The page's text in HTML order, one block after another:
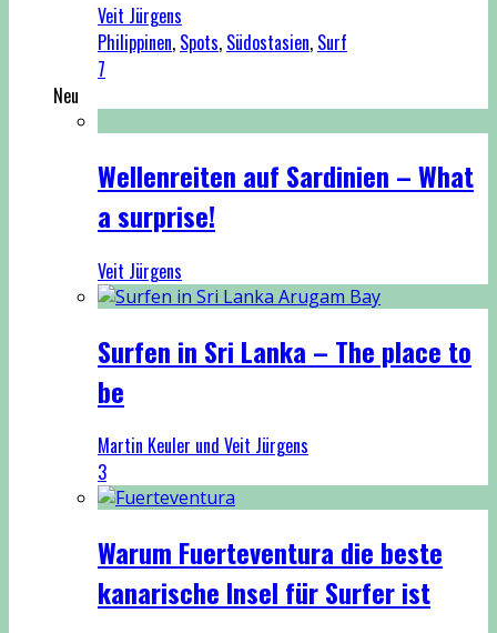
Veit Jürgens
Philippinen, Spots, Südostasien, Surf
7
Neu
Wellenreiten auf Sardinien – What
a surprise!
Veit Jürgens
Surfen in Sri Lanka – The place to
be
Martin Keuler und Veit Jürgens
3
Warum Fuerteventura die beste
kanarische Insel für Surfer ist